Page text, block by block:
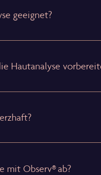
geeignet?
Hautanalyse
mit Observ® ab?